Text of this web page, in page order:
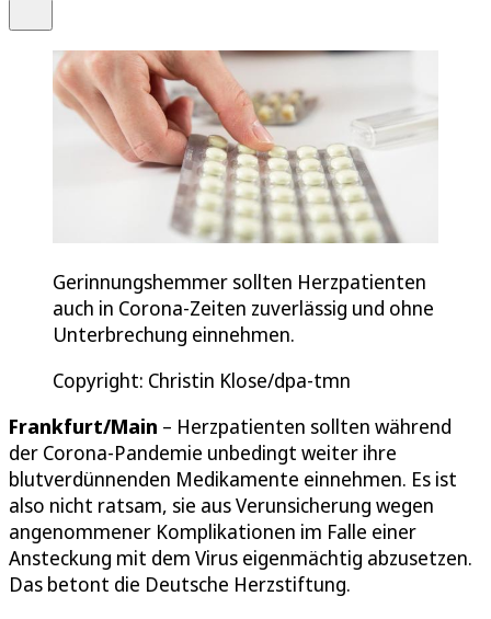
Gerinnungshemmer sollten Herzpatienten
auch in Corona-Zeiten zuverlässig und ohne
Unterbrechung einnehmen.
Copyright: Christin Klose/dpa-tmn
Frankfurt/Main – Herzpatienten sollten während
der Corona-Pandemie unbedingt weiter ihre
blutverdünnenden Medikamente einnehmen. Es ist
also nicht ratsam, sie aus Verunsicherung wegen
angenommener Komplikationen im Falle einer
Ansteckung mit dem Virus eigenmächtig abzusetzen.
Das betont die Deutsche Herzstiftung.